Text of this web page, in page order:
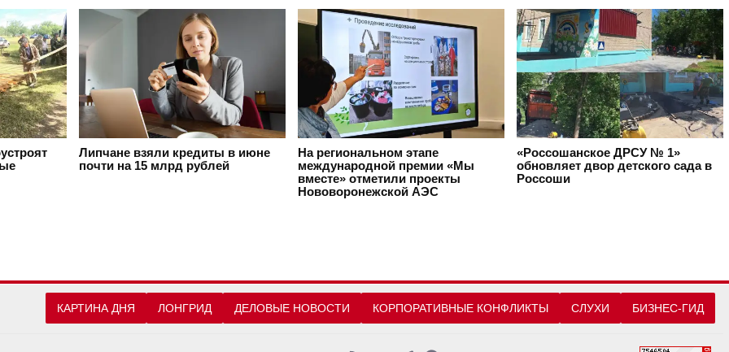
Липчане взяли кредиты в июне
почти на 15 млрд рублей
На региональном этапе
международной премии «Мы
вместе» отметили проекты
Нововоронежской АЭС
«Россошанское ДРСУ № 1»
обновляет двор детского сада в
Россоши
КАРТИНА ДНЯ ЛОНГРИД ДЕЛОВЫЕ НОВОСТИ КОРПОРАТИВНЫЕ КОНФЛИКТЫ СЛУХИ БИЗНЕС-ГИД